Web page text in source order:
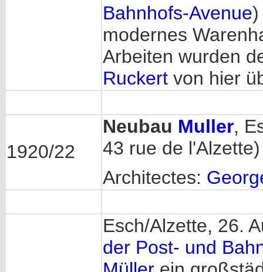
Bahnhofs-Avenue)
modernes
Arbeiten wurden
Ruckert von hier
1920/22
Neubau Muller,
43 rue de l'Alzette)
Architectes:
Esch/Alzette, 26.
der Post- und